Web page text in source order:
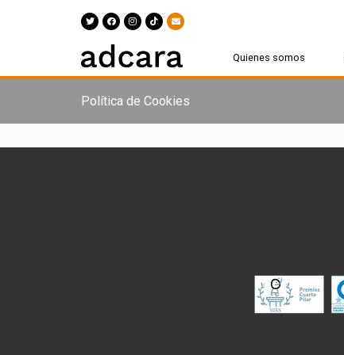
Quienes somos
Política de Cookies